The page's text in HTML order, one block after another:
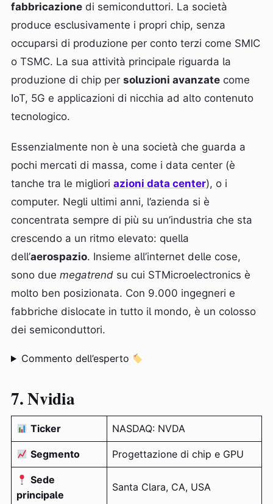
fabbricazione di semiconduttori. La società
produce esclusivamente i propri chip, senza
occuparsi di produzione per conto terzi come SMIC
o TSMC. La sua attività principale riguarda la
produzione di chip per soluzioni avanzate come
IoT, 5G e applicazioni di nicchia ad alto contenuto
tecnologico.
Essenzialmente non è una società che guarda a
pochi mercati di massa, come i data center (è
tanche tra le migliori azioni data center), o i
computer. Negli ultimi anni, l’azienda si è
concentrata sempre di più su un’industria che sta
crescendo a un ritmo elevato: quella
dell’aerospazio. Insieme all’internet delle cose,
sono due megatrend su cui STMicroelectronics è
molto ben posizionata. Con 9.000 ingegneri e
fabbriche dislocate in tutto il mondo, è un colosso
dei semiconduttori.
Commento dell’esperto
7. Nvidia
Ticker NASDAQ: NVDA
Segmento Progettazione di chip e GPU
Sede
principale
Santa Clara, CA, USA